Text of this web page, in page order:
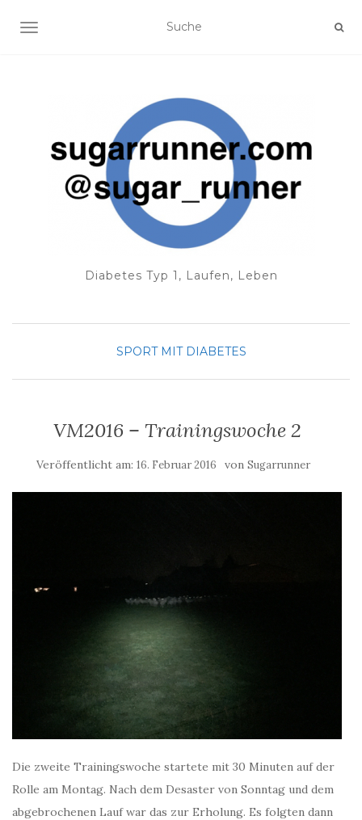
NAVIGATION EIN-/AUSSCHALTEN
Diabetes Typ 1, Laufen, Leben
SPORT MIT DIABETES
VM2016 – Trainingswoche 2
Veröffentlicht am: 16. Februar 2016 von Sugarrunner
Die zweite Trainingswoche startete mit 30 Minuten auf der
Rolle am Montag. Nach dem Desaster von Sonntag und dem
abgebrochenen Lauf war das zur Erholung. Es folgten dann